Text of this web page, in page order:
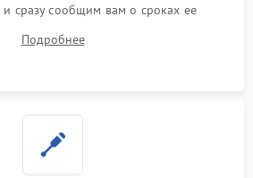
и сразу сообщим вам о сроках ее
Подробнее